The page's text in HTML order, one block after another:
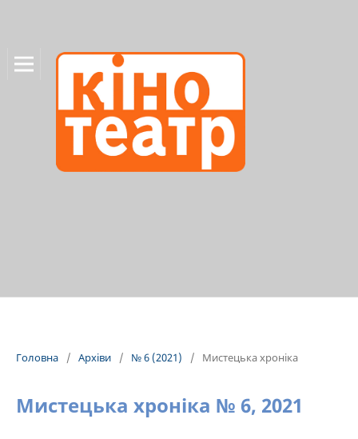
Головна / Архіви / № 6 (2021) / Мистецька хроніка
Мистецька хроніка № 6, 2021